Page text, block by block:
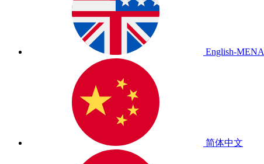
English-MENA
简体中文